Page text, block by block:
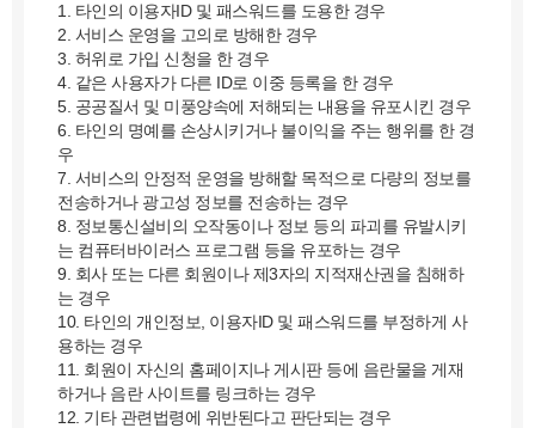
1. 타인의 이용자ID 및 패스워드를 도용한 경우
2. 서비스 운영을 고의로 방해한 경우
3. 허위로 가입 신청을 한 경우
4. 같은 사용자가 다른 ID로 이중 등록을 한 경우
5. 공공질서 및 미풍양속에 저해되는 내용을 유포시킨 경우
6. 타인의 명예를 손상시키거나 불이익을 주는 행위를 한 경
우
7. 서비스의 안정적 운영을 방해할 목적으로 다량의 정보를
전송하거나 광고성 정보를 전송하는 경우
8. 정보통신설비의 오작동이나 정보 등의 파괴를 유발시키
는 컴퓨터바이러스 프로그램 등을 유포하는 경우
9. 회사 또는 다른 회원이나 제3자의 지적재산권을 침해하
는 경우
10. 타인의 개인정보, 이용자ID 및 패스워드를 부정하게 사
용하는 경우
11. 회원이 자신의 홈페이지나 게시판 등에 음란물을 게재
하거나 음란 사이트를 링크하는 경우
12. 기타 관련법령에 위반된다고 판단되는 경우